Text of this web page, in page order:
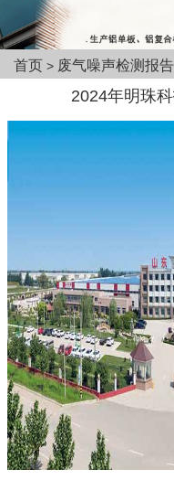
首页 > 废气噪声检测报告
2024年明珠